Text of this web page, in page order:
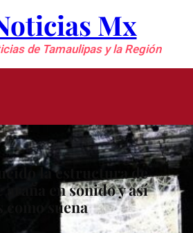
Mx
de Tamaulipas y la Región
la estructura de
araña en sonido y así
como suena